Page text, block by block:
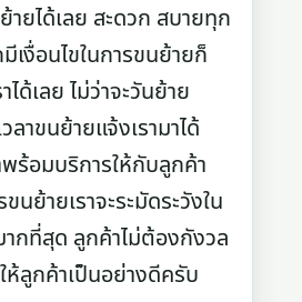
ายได้เลย สะดวก สบายทุก
เงื่อนไขในการขนย้ายก็
ได้เลย ไม่ว่าจะวันย้าย
ลาขนย้ายแจ้งเรามาได้
พร้อมบริการให้กับลูกค้า
นย้ายเราจะระมัดระวังใน
ากที่สุด ลูกค้าไม่ต้องกังวล
ห้ลูกค้าเป็นอย่างดีครับ